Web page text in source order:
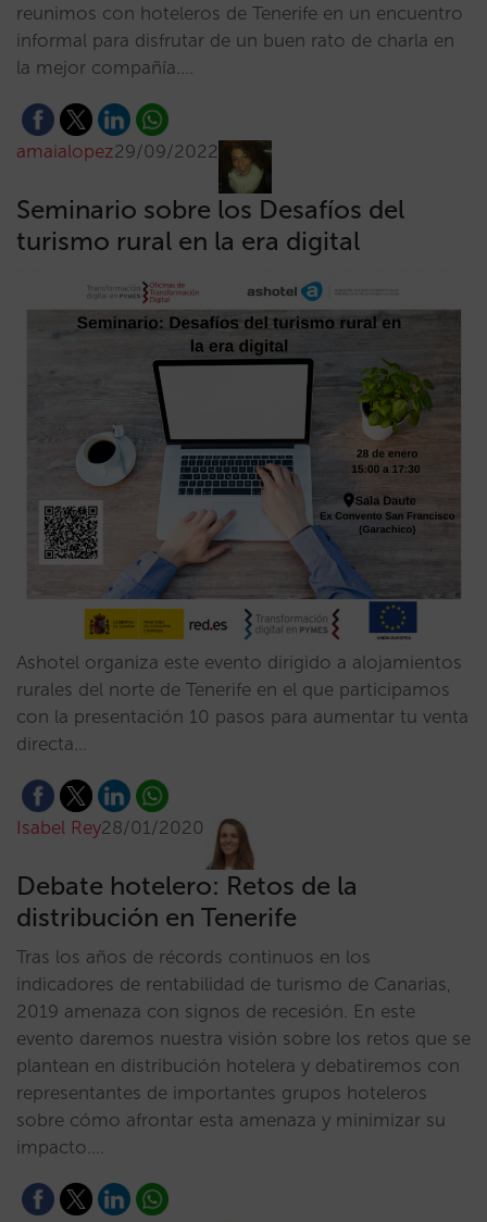
reunimos con hoteleros de Tenerife en un encuentro
informal para disfrutar de un buen rato de charla en
la mejor compañía.…
amaialopez29/09/2022
Seminario sobre los Desafíos del
turismo rural en la era digital
Ashotel organiza este evento dirigido a alojamientos
rurales del norte de Tenerife en el que participamos
con la presentación 10 pasos para aumentar tu venta
directa…
Isabel Rey28/01/2020
Debate hotelero: Retos de la
distribución en Tenerife
Tras los años de récords continuos en los
indicadores de rentabilidad de turismo de Canarias,
2019 amenaza con signos de recesión. En este
evento daremos nuestra visión sobre los retos que se
plantean en distribución hotelera y debatiremos con
representantes de importantes grupos hoteleros
sobre cómo afrontar esta amenaza y minimizar su
impacto.…